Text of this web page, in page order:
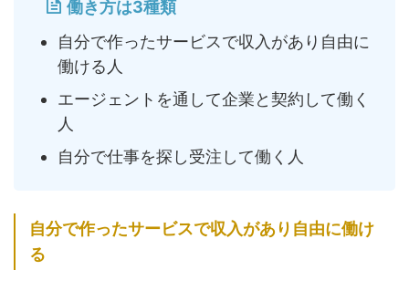
働き方は3種類
自分で作ったサービスで収入があり自由に
働ける人
エージェントを通して企業と契約して働く
人
自分で仕事を探し受注して働く人
自分で作ったサービスで収入があり自由に働け
る